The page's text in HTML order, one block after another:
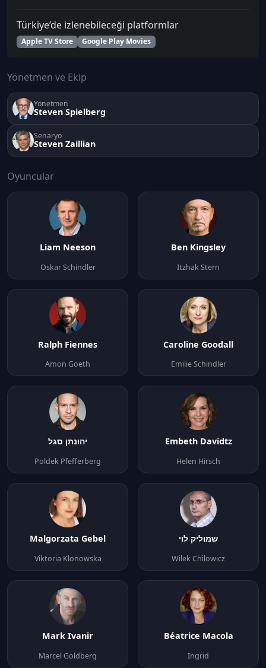
Türkiye’de izlenebileceği platformlar
Apple TV Store Google Play Movies
Yönetmen ve Ekip
Yönetmen
Steven Spielberg
Senaryo
Steven Zaillian
Oyuncular
Liam Neeson
Oskar Schindler
Ben Kingsley
Itzhak Stern
Ralph Fiennes
Amon Goeth
Caroline Goodall
Emilie Schindler
יהונתן סגל
Poldek Pfefferberg
Embeth Davidtz
Helen Hirsch
Malgorzata Gebel
Viktoria Klonowska
שמוליק לוי
Wilek Chilowicz
Mark Ivanir
Marcel Goldberg
Béatrice Macola
Ingrid